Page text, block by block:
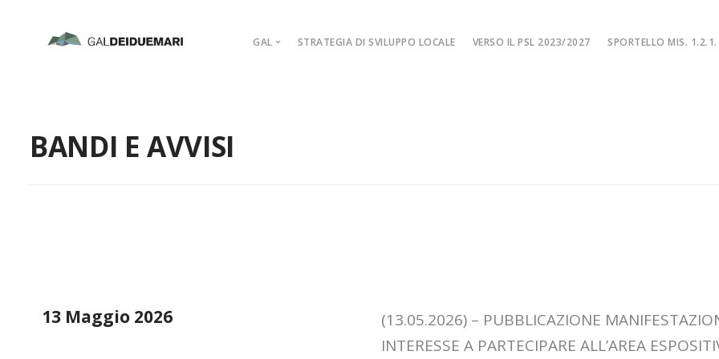
GAL STRATEGIA DI SVILUPPO LOCALE VERSO IL PSL 2023/2027 SPORTELLO MIS. 1.2.1.
BANDI E AVVISI
13 Maggio 2026
(13.05.2026) – PUBBLICAZIONE
INTERESSE A PARTECIPARE ALL’AREA